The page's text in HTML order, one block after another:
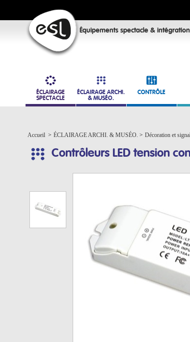
Équipements spectacle & intégration
ÉCLAIRAGE
SPECTACLE
ÉCLAIRAGE ARCHI.
& MUSÉO.
CONTRÔLE
Accueil > ÉCLAIRAGE ARCHI. & MUSÉO. > Décoration et
Contrôleurs LED tension